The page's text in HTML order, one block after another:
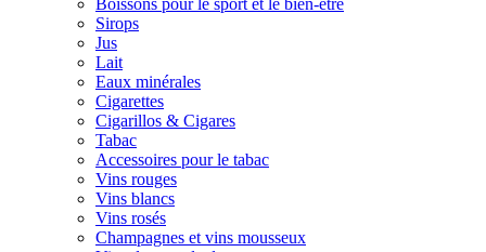
Boissons pour le sport et le bien-être
Sirops
Jus
Lait
Eaux minérales
Cigarettes
Cigarillos & Cigares
Tabac
Accessoires pour le tabac
Vins rouges
Vins blancs
Vins rosés
Champagnes et vins mousseux